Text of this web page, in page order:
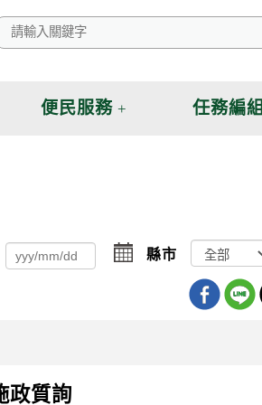
便民服務 任務編組
選
擇
縣市
政質詢